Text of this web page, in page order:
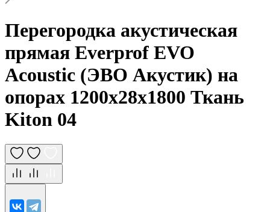
Перегородка акустическая
прямая Everprof EVO
Acoustic (ЭВО Акустик) на
опорах 1200х28х1800 Ткань
Kiton 04